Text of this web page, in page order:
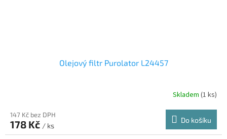
Olejový filtr Purolator L24457
Skladem (1 ks)
147 Kč bez DPH
178 Kč / ks
Do košíku